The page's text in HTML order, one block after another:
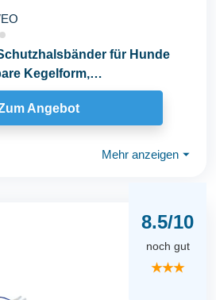
für Hunde
Kegelform,
Angebot
Mehr anzeigen ⏷
8.5/10
noch gut
★★★